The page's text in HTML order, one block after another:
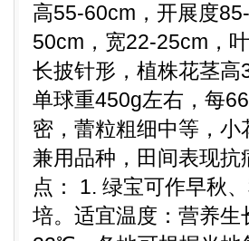
高55-60cm，开展度
50cm，宽22-25cm，
长披针形，植株花茎
单球重450g左右，每
密，蕾粒粗细中等，
兼用品种，田间表现
点： 1. 绿宝可作早秋
培。适宜温度：营养